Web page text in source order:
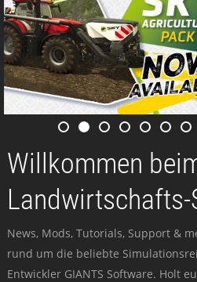
Willkommen
News, Mods, Tutorials, Support &
rund um die beliebte
Entwickler GIANTS Software. Holt